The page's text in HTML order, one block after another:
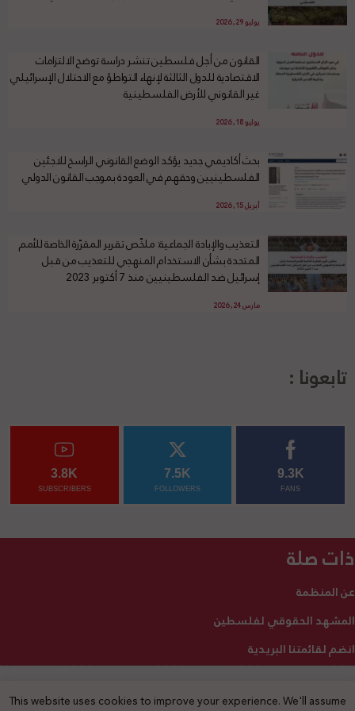
يوليو 29, 2026
القانون من أجل فلسطين تنشر دراسة توضح الالتزامات
الاقتصادية للدول الثالثة لإنهاء التواطؤ مع الاحتلال الإسرائيلي
غير القانوني للأرض الفلسطينية
يوليو 18, 2026
بحث أكاديمي جديد يؤكد الوضع القانوني الراسخ للاجئين
الفلسطينيين وحقهم في العودة بموجب القانون الدولي
أبريل 15, 2026
التعذيب والإبادة الجماعية: ملخّص تقرير المقرّرة الخاصة للأمم
المتحدة بشأن الاستخدام المنهجي للتعذيب من قبل
إسرائيل ضد الفلسطينيين منذ 7 أكتوبر 2023
مارس 24, 2026
تابعونا :
9.3K
FANS
7.5K
FOLLOWERS
3.8K
SUBSCRIBERS
ذات صلة
عن المنظمة
المشهد الحقوقي لفلسطين
انضم لقائمتنا البريدية
This website uses cookies to improve your experience. We'll assume